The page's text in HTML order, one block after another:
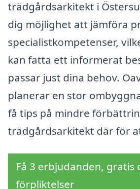
trädgårdsarkitekt i
dig möjlighet att jämföra
specialistkompetenser,
kan fatta ett informerat
passar just dina behov.
planerar en stor
få tips på mindre
trädgårdsarkitekt där för
Få 3 erbjudanden, gratis
förpliktelser